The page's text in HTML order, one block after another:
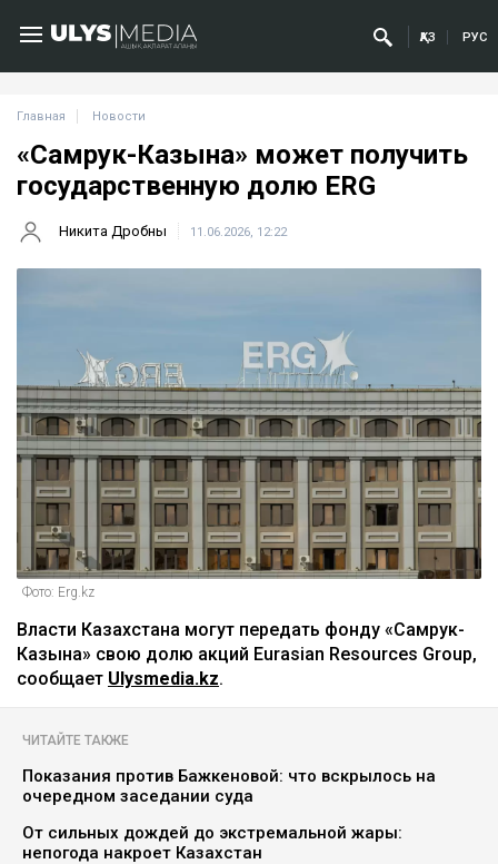
ҚАЗ РУС
Главная Новости
«Самрук-Казына» может получить
государственную долю ERG
Никита Дробны 11.06.2026, 12:22
Фото: Erg.kz
Власти Казахстана могут передать фонду «Самрук-
Казына» свою долю акций Eurasian Resources Group,
сообщает Ulysmedia.kz.
ЧИТАЙТЕ ТАКЖЕ
Показания против Бажкеновой: что вскрылось на
очередном заседании суда
От сильных дождей до экстремальной жары:
непогода накроет Казахстан